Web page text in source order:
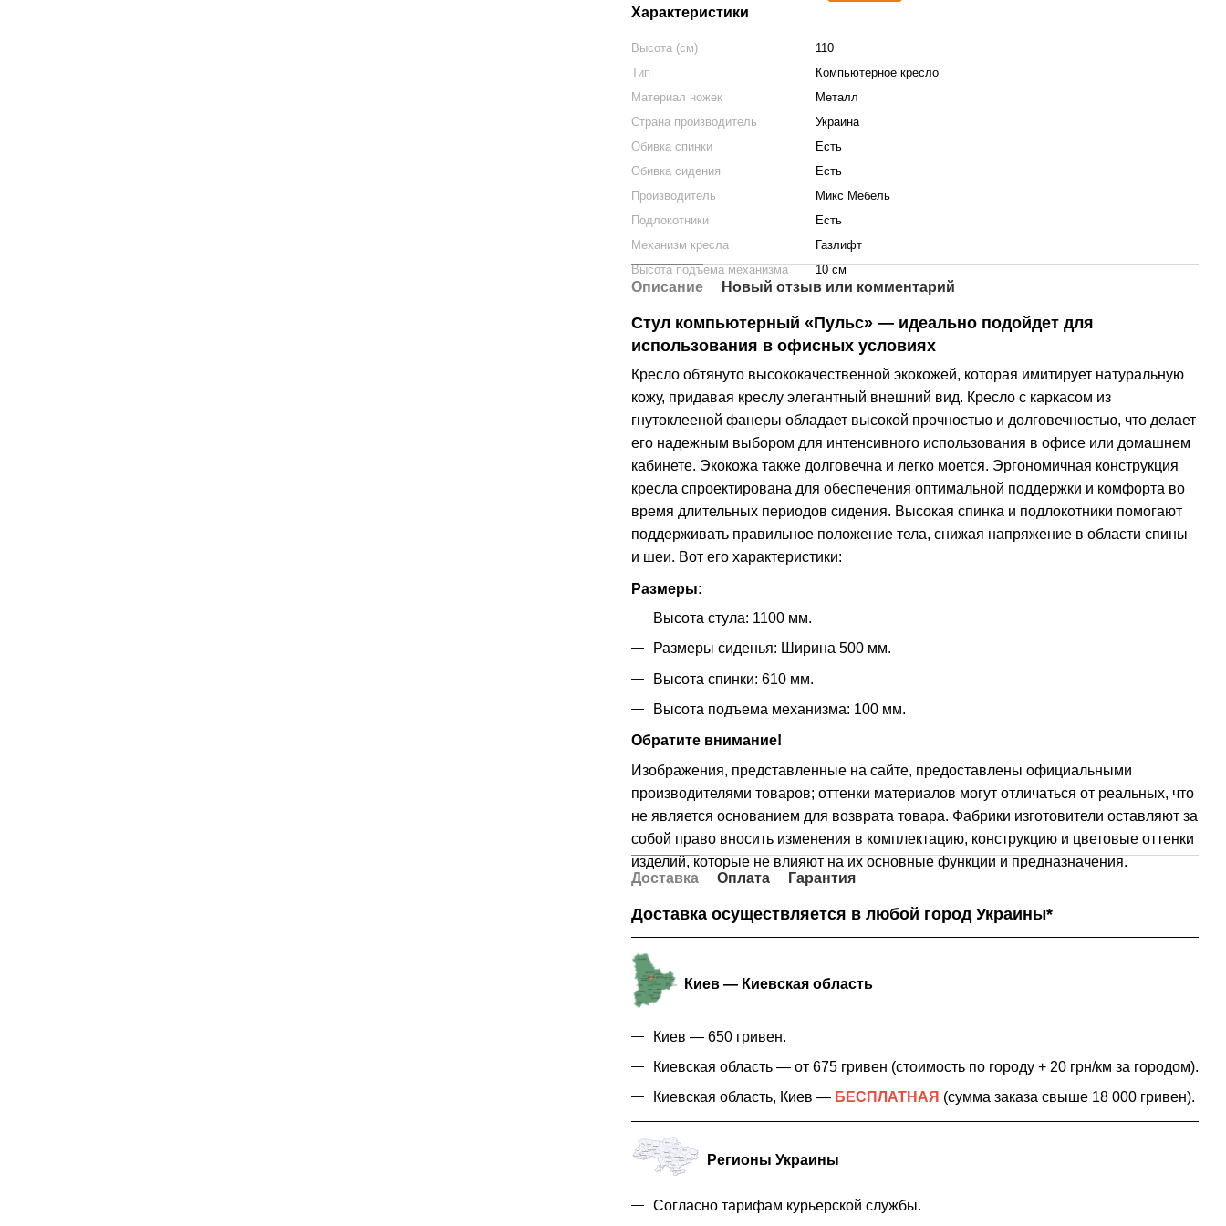
Характеристики
Высота (см)
110
Тип
Компьютерное кресло
Материал ножек
Металл
Страна производитель
Украина
Обивка спинки
Есть
Обивка сидения
Есть
Производитель
Микс Мебель
Подлокотники
Есть
Механизм кресла
Газлифт
Высота подъема механизма
10 см
Описание Новый отзыв или комментарий
Стул компьютерный «Пульс» — идеально подойдет для
использования в офисных условиях
Кресло обтянуто высококачественной экокожей, которая имитирует натуральную
кожу, придавая креслу элегантный внешний вид. Кресло с каркасом из
гнутоклееной фанеры обладает высокой прочностью и долговечностью, что делает
его надежным выбором для интенсивного использования в офисе или домашнем
кабинете. Экокожа также долговечна и легко моется. Эргономичная конструкция
кресла спроектирована для обеспечения оптимальной поддержки и комфорта во
время длительных периодов сидения. Высокая спинка и подлокотники помогают
поддерживать правильное положение тела, снижая напряжение в области спины
и шеи. Вот его характеристики:
Размеры:
Высота стула: 1100 мм.
Размеры сиденья: Ширина 500 мм.
Высота спинки: 610 мм.
Высота подъема механизма: 100 мм.
Обратите внимание!
Изображения, представленные на сайте, предоставлены официальными
производителями товаров; оттенки материалов могут отличаться от реальных, что
не является основанием для возврата товара. Фабрики изготовители оставляют за
собой право вносить изменения в комплектацию, конструкцию и цветовые оттенки
изделий, которые не влияют на их основные функции и предназначения.
Доставка
Оплата Гарантия
Доставка осуществляется в любой город Украины*
Киев — Киевская область
Киев — 650 гривен.
Киевская область — от 675 гривен (стоимость по городу + 20 грн/км за городом).
Киевская область, Киев — БЕСПЛАТНАЯ (сумма заказа свыше 18 000 гривен).
Регионы Украины
Согласно тарифам курьерской службы.